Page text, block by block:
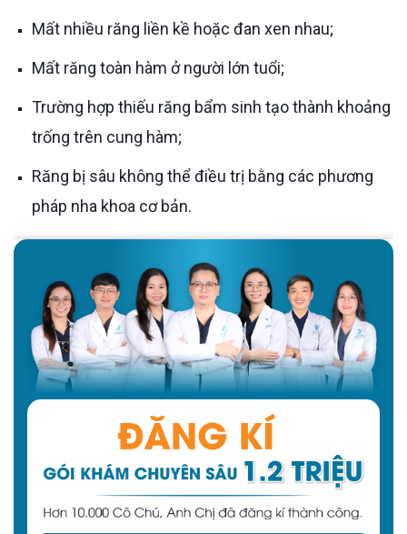
Mất nhiều răng liền kề hoặc đan xen nhau;
Mất răng toàn hàm ở người lớn tuổi;
Trường hợp thiếu răng bẩm sinh tạo thành khoảng
trống trên cung hàm;
Răng bị sâu không thể điều trị bằng các phương
pháp nha khoa cơ bản.